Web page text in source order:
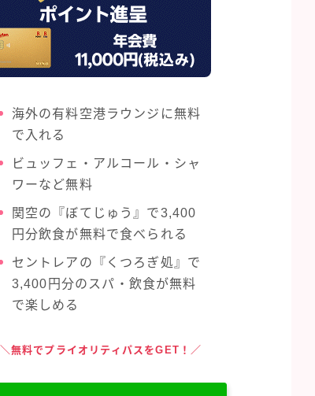
海外の有料空港ラウンジに無料
で入れる
ビュッフェ・アルコール・シャ
ワーなど無料
関空の『ぼてじゅう』で3,400
円分飲食が無料で食べられる
セントレアの『くつろぎ処』で
3,400円分のスパ・飲食が無料
で楽しめる
＼無料でプライオリティパスをGET！／